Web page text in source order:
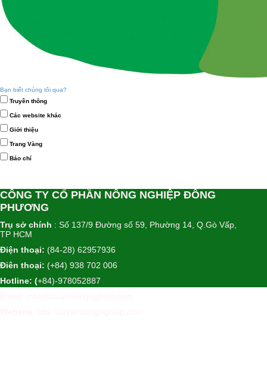
Bạn biết chúng tôi qua?
Truyền thông
Các website khác
Giới thiệu
Trang Vàng
Báo chí
CÔNG TY CỔ PHẦN NÔNG NGHIỆP ĐÔNG
PHƯƠNG
Trụ sở chính : Số 137/9 Đường số 59, Phường 14, Q.Gò Vấp,
TP HCM
Điện thoại: (84-28) 62957936
Điên thoại: (+84) 938 702 006
Hotline: (+84)-978052887